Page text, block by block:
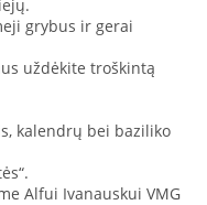
grybus ir gerai
uždėkite troškintą
kalendrų bei baziliko
Alfui Ivanauskui VMG